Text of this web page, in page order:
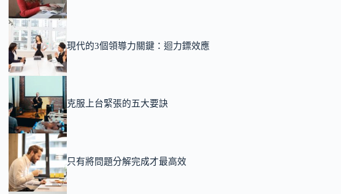
現代的3個領導力關鍵：迴力鏢效應
克服上台緊張的五大要訣
只有將問題分解完成才最高效